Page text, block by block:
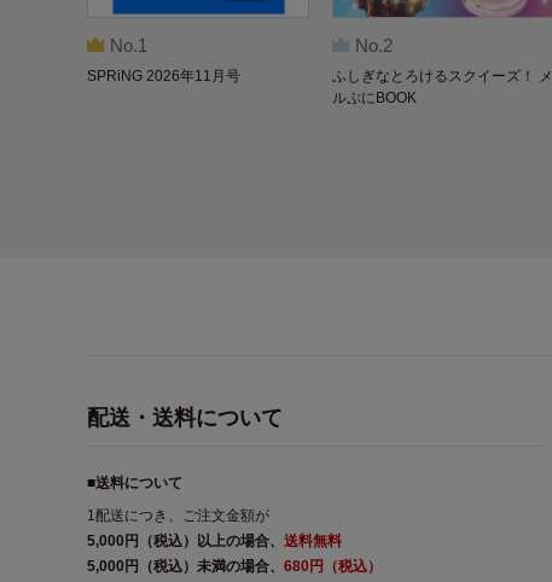
No.1
SPRiNG 2026年11月号
No.2
ふしぎなとろけるスクイーズ！ メ
ルぷにBOOK
配送・送料について
■送料について
1配送につき、ご注文金額が
5,000円（税込）以上の場合、 送料無料
5,000円（税込）未満の場合、 680円（税込）